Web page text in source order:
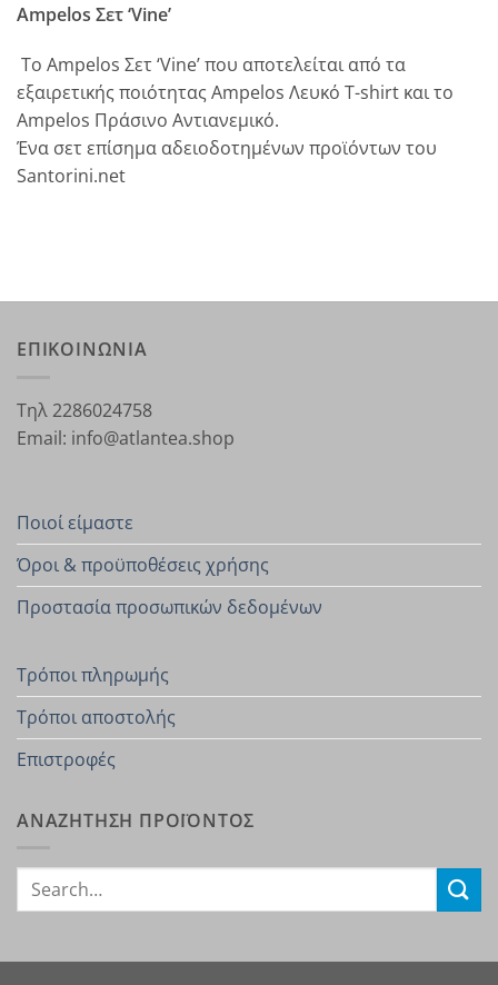
Ampelos Σετ ‘Vine’
To Ampelos Σετ ‘Vine’ που αποτελείται από τα
εξαιρετικής ποιότητας Ampelos Λευκό T-shirt και το
Ampelos Πράσινο Αντιανεμικό.
Ένα σετ επίσημα αδειoδοτημένων προϊόντων του
Santorini.net
ΕΠΙΚΟΙΝΩΝΙΑ
Τηλ 2286024758
Email: info@atlantea.shop
Ποιοί είμαστε
Όροι & προϋποθέσεις χρήσης
Προστασία προσωπικών δεδομένων
Τρόποι πληρωμής
Τρόποι αποστολής
Επιστροφές
ΑΝΑΖΗΤΗΣΗ ΠΡΟΪΟΝΤΟΣ
Search